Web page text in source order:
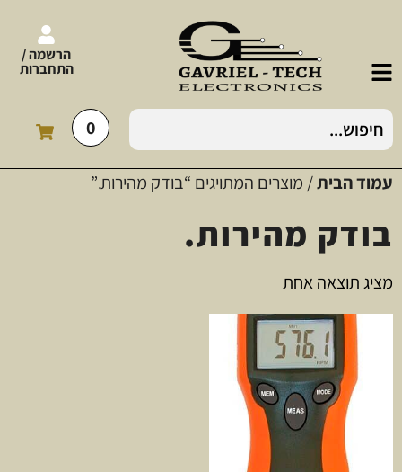
הרשמה /
התחברות
0
עמוד הבית/ מוצרים המתויגים “בודק מהירות.”
בודק מהירות.
מציג תוצאה אחת